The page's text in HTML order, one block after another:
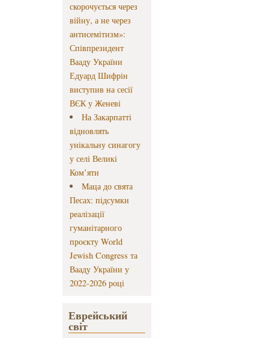
скорочується через
війну, а не через
антисемітизм»:
Співпрезидент
Вааду України
Едуард Шифрін
виступив на сесії
ВЄК у Женеві
На Закарпатті
відновлять
унікальну синагогу
у селі Великі
Ком’яти
Маца до свята
Песах: підсумки
реалізації
гуманітарного
проєкту World
Jewish Congress та
Вааду України у
2022-2026 році
Еврейський
світ